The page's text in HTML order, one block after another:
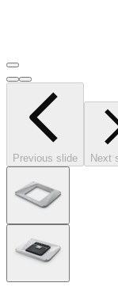
Previous slide Next